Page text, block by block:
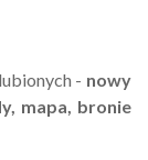
- nowy
mapa, bronie